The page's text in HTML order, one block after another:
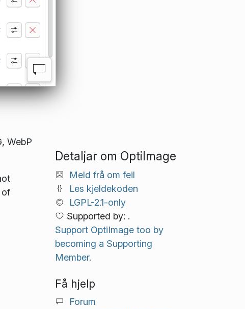
WebP
of
Detaljar om OptiImage
Meld frå om feil
Les kjeldekoden
LGPL-2.1-only
Supported by: .
Support OptiImage too by
becoming a Supporting
Member.
Få hjelp
Forum